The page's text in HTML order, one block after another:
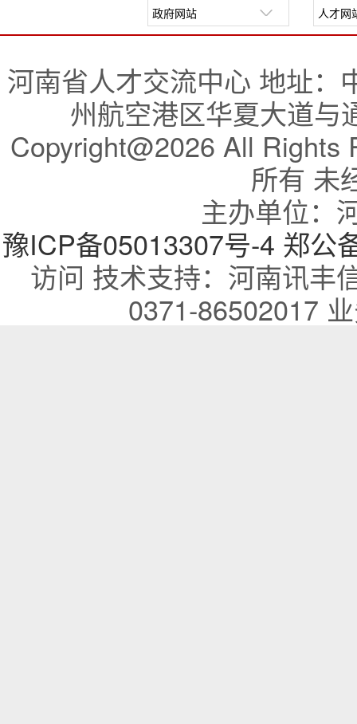
河南省人才交流中心 地址：
州航空港区华夏大道与
Copyright@2026 All Rights
所有 未
主办单位：
豫ICP备05013307号-4 郑公
访问 技术支持：河南讯丰
0371-86502017